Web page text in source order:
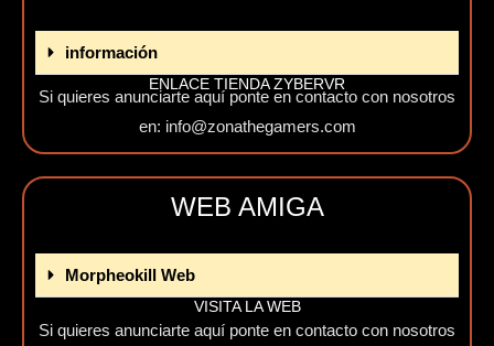
información
ENLACE TIENDA ZYBERVR
Si quieres anunciarte aquí ponte en contacto con nosotros
en: info@zonathegamers.com
WEB AMIGA
Morpheokill Web
VISITA LA WEB
Si quieres anunciarte aquí ponte en contacto con nosotros